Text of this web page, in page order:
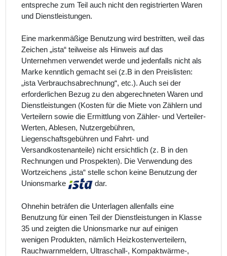
entspreche zum Teil auch nicht den registrierten Waren
und Dienstleistungen.
Eine markenmäßige Benutzung wird bestritten, weil das
Zeichen „ista“ teilweise als Hinweis auf das
Unternehmen verwendet werde und jedenfalls nicht als
Marke kenntlich gemacht sei (z.B in den Preislisten:
„ista Verbrauchsabrechnung“, etc.). Auch sei der
erforderlichen Bezug zu den abgerechneten Waren und
Dienstleistungen (Kosten für die Miete von Zählern und
Verteilern sowie die Ermittlung von Zähler- und Verteiler-
Werten, Ablesen, Nutzergebühren,
Liegenschaftsgebühren und Fahrt- und
Versandkostenanteile) nicht ersichtlich (z. B in den
Rechnungen und Prospekten). Die Verwendung des
Wortzeichens „ista“ stelle schon keine Benutzung der
Unionsmarke
dar.
Ohnehin beträfen die Unterlagen allenfalls eine
Benutzung für einen Teil der Dienstleistungen in Klasse
35 und zeigten die Unionsmarke nur auf einigen
wenigen Produkten, nämlich Heizkostenverteilern,
Rauchwarnmeldern, Ultraschall-, Kompaktwärme-,